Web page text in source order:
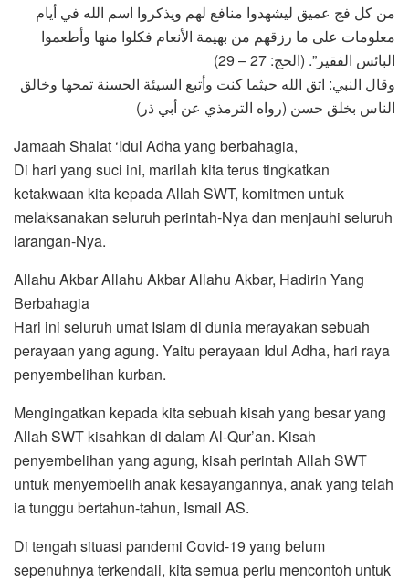
من كل فج عميق ليشهدوا منافع لهم ويذكروا اسم الله في أيام
معلومات على ما رزقهم من بهيمة الأنعام فكلوا منها وأطعموا
البائس الفقير”. (الحج: 27 – 29)
وقال النبي: اتق الله حيثما كنت وأتبع السيئة الحسنة تمحها وخالق
الناس بخلق حسن (رواه الترمذي عن أبي ذر)
Jamaah Shalat ‘Idul Adha yang berbahagia,
Di hari yang suci ini, marilah kita terus tingkatkan
ketakwaan kita kepada Allah SWT, komitmen untuk
melaksanakan seluruh perintah-Nya dan menjauhi seluruh
larangan-Nya.
Allahu Akbar Allahu Akbar Allahu Akbar, Hadirin Yang
Berbahagia
Hari ini seluruh umat Islam di dunia merayakan sebuah
perayaan yang agung. Yaitu perayaan Idul Adha, hari raya
penyembelihan kurban.
Mengingatkan kepada kita sebuah kisah yang besar yang
Allah SWT kisahkan di dalam Al-Qur’an. Kisah
penyembelihan yang agung, kisah perintah Allah SWT
untuk menyembelih anak kesayangannya, anak yang telah
ia tunggu bertahun-tahun, Ismail AS.
Di tengah situasi pandemi Covid-19 yang belum
sepenuhnya terkendali, kita semua perlu mencontoh untuk